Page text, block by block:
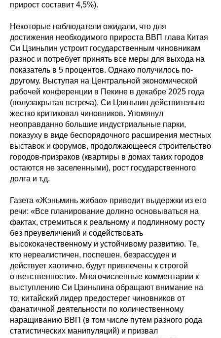
прирост составит 4,5%).
Некоторые наблюдатели ожидали, что для
достижения необходимого прироста ВВП глава Китая
Си Цзиньпин устроит государственным чиновникам
разнос и потребует принять все меры для выхода на
показатель в 5 процентов. Однако получилось по-
другому. Выступая на Центральной экономической
рабочей конференции в Пекине в декабре 2025 года
(полузакрытая встреча), Си Цзиньпин действительно
жестко критиковал чиновников. Упомянул
неоправданно большие индустриальные парки,
показуху в виде беспорядочного расширения местных
выставок и форумов, продолжающееся строительство
городов-призраков (квартиры в домах таких городов
остаются не заселенными), рост государственного
долга и т.д.
Газета «Жэньминь жибао» приводит выдержки из его
речи: «Все планирование должно основываться на
фактах, стремиться к реальному и подлинному росту
без преувеличений и содействовать
высококачественному и устойчивому развитию. Те,
кто нереалистичен, поспешен, безрассуден и
действует хаотично, будут привлечены к строгой
ответственности». Многочисленные комментарии к
выступлению Си Цзиньпина обращают внимание на
то, китайский лидер предостерег чиновников от
фанатичной деятельности по количественному
наращиванию ВВП (в том числе путем разного рода
статистических манипуляций) и призвал